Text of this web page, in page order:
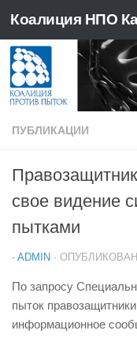
Перейти к
ПУБЛИКАЦИИ
свое видение
пытками
- ADMIN ·
По запросу
пыток
информационное